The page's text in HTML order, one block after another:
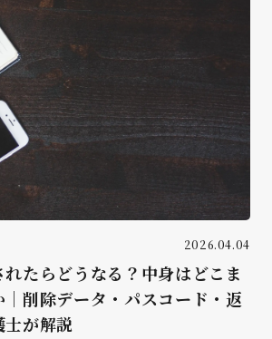
2026.04.04
たらどうなる？中身はどこま
削除データ・パスコード・返
士が解説